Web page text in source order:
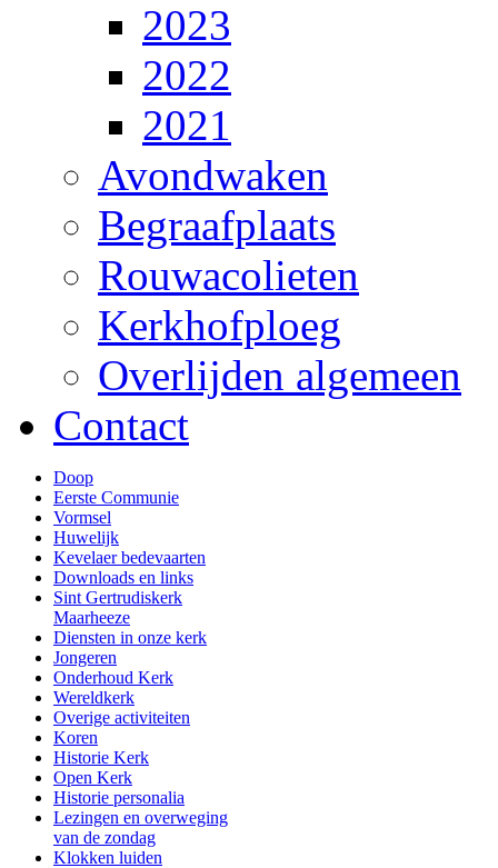
2023
2022
2021
Avondwaken
Begraafplaats
Rouwacolieten
Kerkhofploeg
Overlijden algemeen
Contact
Doop
Eerste Communie
Vormsel
Huwelijk
Kevelaer bedevaarten
Downloads en links
Sint Gertrudiskerk
Maarheeze
Diensten in onze kerk
Jongeren
Onderhoud Kerk
Wereldkerk
Overige activiteiten
Koren
Historie Kerk
Open Kerk
Historie personalia
Lezingen en overweging
van de zondag
Klokken luiden